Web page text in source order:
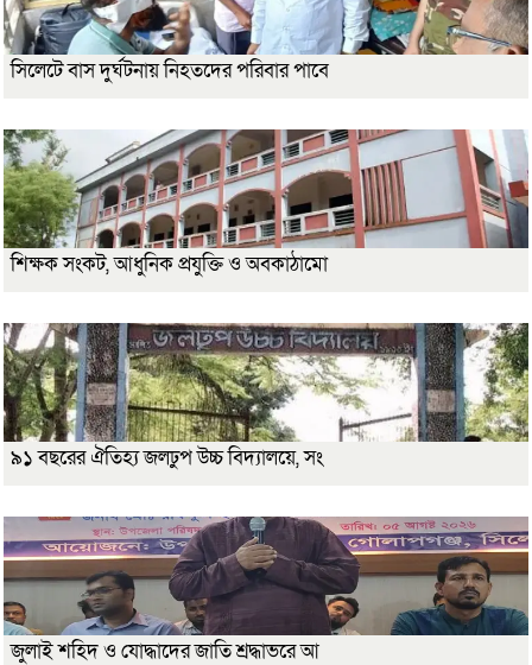
সিলেটে বাস দুর্ঘটনায় নিহতদের পরিবার পাবে
শিক্ষক সংকট, আধুনিক প্রযুক্তি ও অবকাঠামো
৯১ বছরের ঐতিহ্য জলঢুপ উচ্চ বিদ্যালয়ে, সং
জুলাই শহিদ ও যোদ্ধাদের জাতি শ্রদ্ধাভরে আ